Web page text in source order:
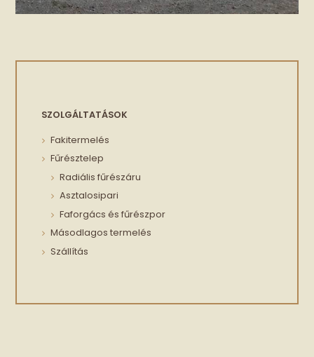
SZOLGÁLTATÁSOK
Fakitermelés
Fűrésztelep
Radiális fűrészáru
Asztalosipari
Faforgács és fűrészpor
Másodlagos termelés
Szállítás